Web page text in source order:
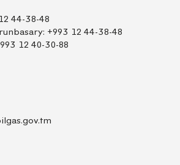
44-38-48
+993 12 44-38-48
12 40-30-88